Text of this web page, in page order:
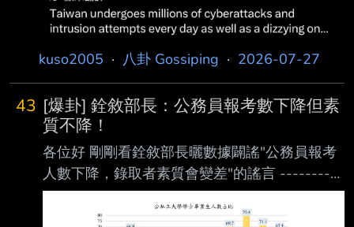
kuso2005 · 八卦 Gossiping · 2026-07-27
43 [爆卦] 銓敘部長：公務員報考數下降但素
質不降！
各位好 剛剛看銓敘部長曬數據闢謠"公務員報考
人數下降，錄取者素質會變差"的謠言 ----------
------------ 以下為臉書全文 [ ] 報考公務人員
高、普、初考和各項特考的總人數，近幾年持續